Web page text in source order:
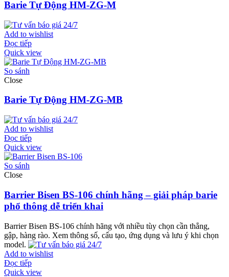
Barie Tự Động HM-ZG-M
Add to wishlist
Đọc tiếp
Quick view
So sánh
Close
Barie Tự Động HM-ZG-MB
Add to wishlist
Đọc tiếp
Quick view
So sánh
Close
Barrier Bisen BS-106 chính hãng – giải pháp barie
phổ thông dễ triển khai
Barrier Bisen BS-106 chính hãng với nhiều tùy chọn cần thẳng,
gập, hàng rào. Xem thông số, cấu tạo, ứng dụng và lưu ý khi chọn
model.
Add to wishlist
Đọc tiếp
Quick view